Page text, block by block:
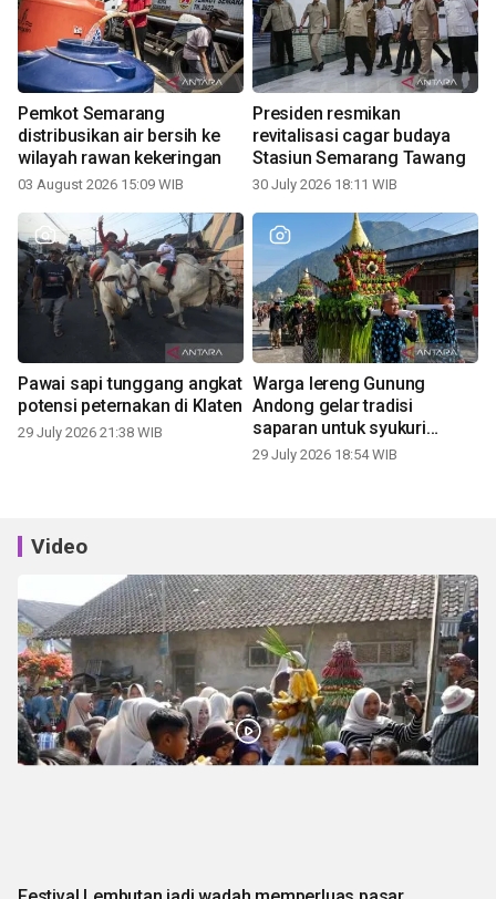
Pemkot Semarang
distribusikan air bersih ke
wilayah rawan kekeringan
03 August 2026 15:09 WIB
Presiden resmikan
revitalisasi cagar budaya
Stasiun Semarang Tawang
30 July 2026 18:11 WIB
Pawai sapi tunggang angkat
potensi peternakan di Klaten
29 July 2026 21:38 WIB
Warga lereng Gunung
Andong gelar tradisi
saparan untuk syukuri
panen
29 July 2026 18:54 WIB
Video